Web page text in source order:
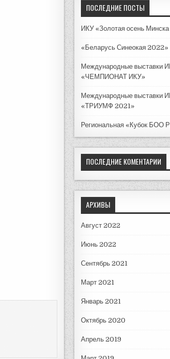
д
л
:
ПОСЛЕДНИЕ ПОСТЫ
ИКУ «Золотая осень
«Беларусь Синеокая 2022»
Международные выставки
«ЧЕМПИОНАТ ИКУ»
Международные выставки
«ТРИУМФ 2021»
Региональная «Кубок БОО
ПОСЛЕДНИЕ КОМЕНТАРИИ
АРХИВЫ
Август 2022
Июнь 2022
Сентябрь 2021
Март 2021
Январь 2021
Октябрь 2020
Апрель 2019